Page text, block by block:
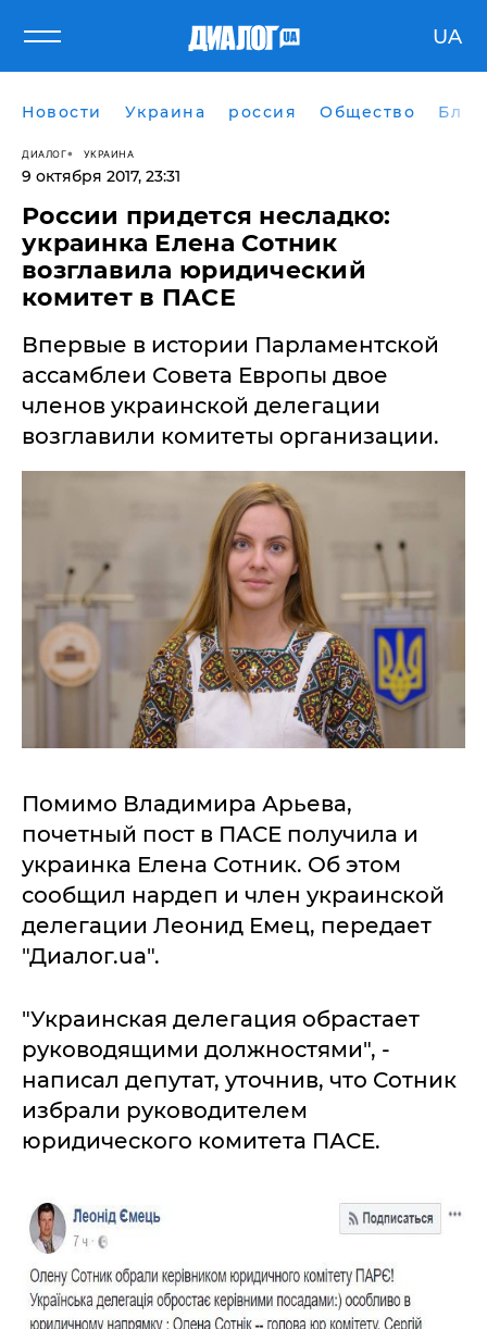
UA
Новости Украина россия Общество
ДИАЛОГ УКРАИНА
9 октября 2017, 23:31
​России придется несладко:
украинка Елена Сотник
возглавила юридический
комитет в ПАСЕ
Впервые в истории Парламентской
ассамблеи Совета Европы двое
членов украинской делегации
возглавили комитеты организации.
Помимо Владимира Арьева,
почетный пост в ПАСЕ получила и
украинка Елена Сотник. Об этом
сообщил нардеп и член украинской
делегации Леонид Емец, передает
"Диалог.ua".
"Украинская делегация обрастает
руководящими должностями", -
написал депутат, уточнив, что Сотник
избрали руководителем
юридического комитета ПАСЕ.